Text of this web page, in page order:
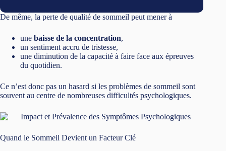
De même, la perte de qualité de sommeil peut mener à
une baisse de la concentration,
un sentiment accru de tristesse,
une diminution de la capacité à faire face aux épreuves
du quotidien.
Ce n’est donc pas un hasard si les problèmes de sommeil sont
souvent au centre de nombreuses difficultés psychologiques.
Quand le Sommeil Devient un Facteur Clé